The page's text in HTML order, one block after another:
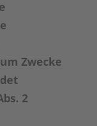
Zwecke
2